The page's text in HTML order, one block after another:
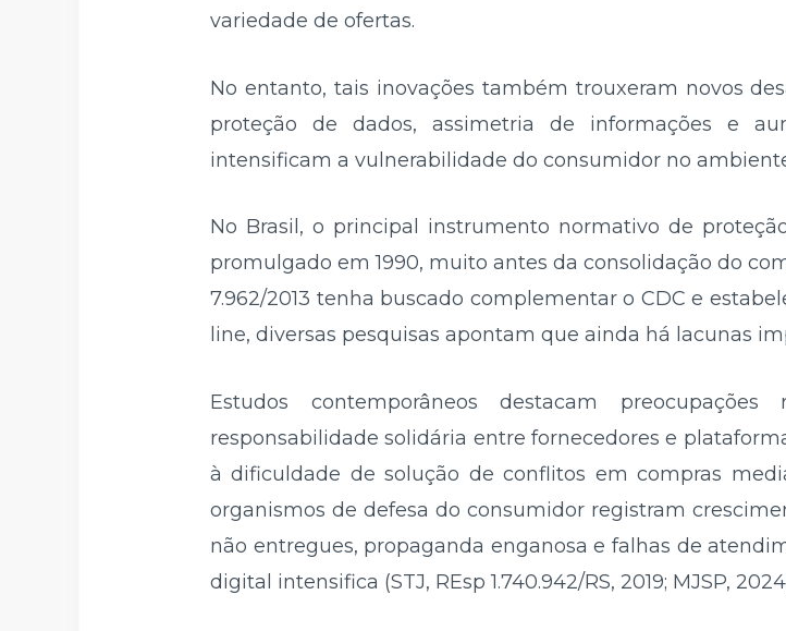
variedade de ofertas.
No entanto, tais inovações também trouxeram novos
proteção de dados, assimetria de informações e
intensificam a vulnerabilidade do consumidor no
No Brasil, o principal instrumento normativo de
promulgado em 1990, muito antes da consolidação do
7.962/2013 tenha buscado complementar o CDC e
line, diversas pesquisas apontam que ainda há lacunas
Estudos contemporâneos destacam
responsabilidade solidária entre fornecedores e
à dificuldade de solução de conflitos em compras
organismos de defesa do consumidor registram
não entregues, propaganda enganosa e falhas de
digital intensifica (STJ, REsp 1.740.942/RS, 2019; MJSP,